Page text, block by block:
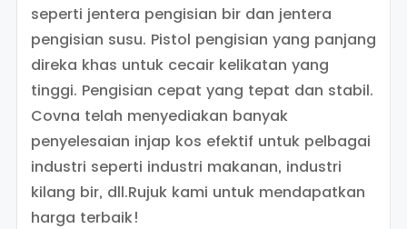
seperti jentera pengisian bir dan jentera
pengisian susu. Pistol pengisian yang panjang
direka khas untuk cecair kelikatan yang
tinggi. Pengisian cepat yang tepat dan stabil.
Covna telah menyediakan banyak
penyelesaian injap kos efektif untuk pelbagai
industri seperti industri makanan, industri
kilang bir, dll.Rujuk kami untuk mendapatkan
harga terbaik!